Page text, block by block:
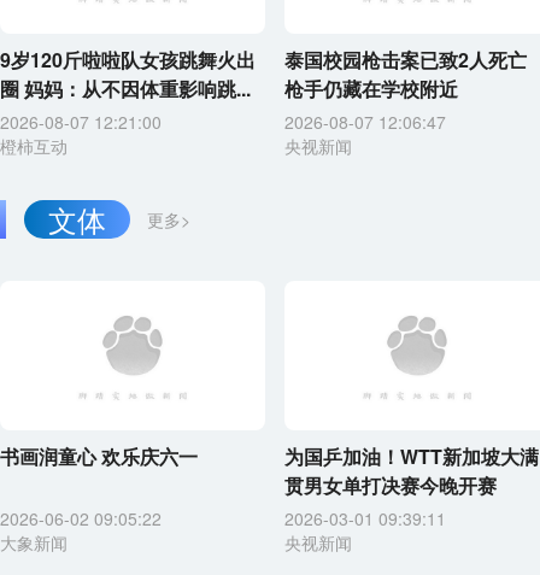
9岁120斤啦啦队女孩跳舞火出
圈 妈妈：从不因体重影响跳...
2026-08-07 12:21:00
橙柿互动
泰国校园枪击案已致2人死亡
枪手仍藏在学校附近
2026-08-07 12:06:47
央视新闻
更多>
文体
书画润童心 欢乐庆六一
2026-06-02 09:05:22
大象新闻
为国乒加油！WTT新加坡大满
贯男女单打决赛今晚开赛
2026-03-01 09:39:11
央视新闻